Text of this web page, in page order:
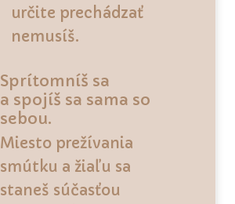
určite prechádzať
nemusíš.
Sprítomníš sa
a spojíš sa sama so
sebou.
Miesto prežívania
smútku a žiaľu sa
staneš súčasťou